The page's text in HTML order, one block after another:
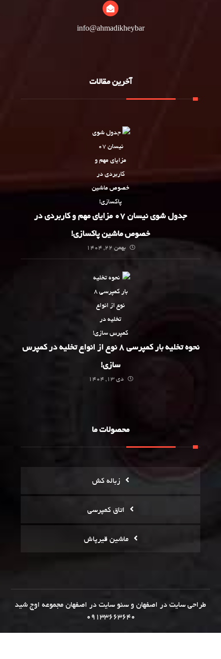
info@ahmadikheybar
آخرین مقالات
جدول شوی نیسان 07 مزایای مهم و کاربردی در
خصوص ماشین پاکسازی!
بهمن 22, 1404
نحوه تخلیه بار کمپرسی 8 نوع از انواع تخلیه در کمپرس
سازی!
دی 13, 1404
محصولات ما
زباله کش
اتاق کمپرسی
ماشین قیرپاش
طراحی سایت در اصفهان و سئو سایت در اصفهان مجموعه اوج شید
09133663640